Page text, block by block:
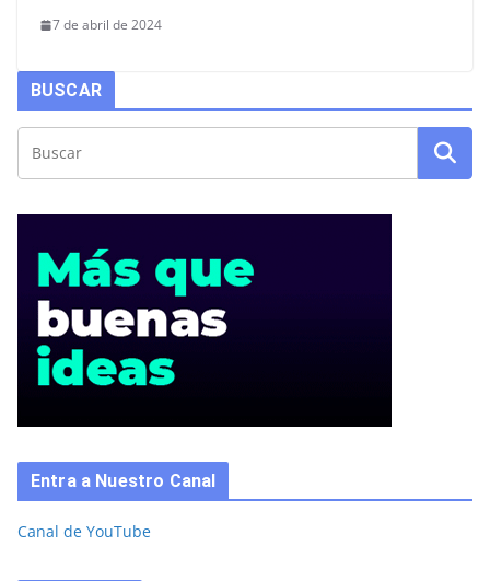
7 de abril de 2024
BUSCAR
Entra a Nuestro Canal
Canal de YouTube